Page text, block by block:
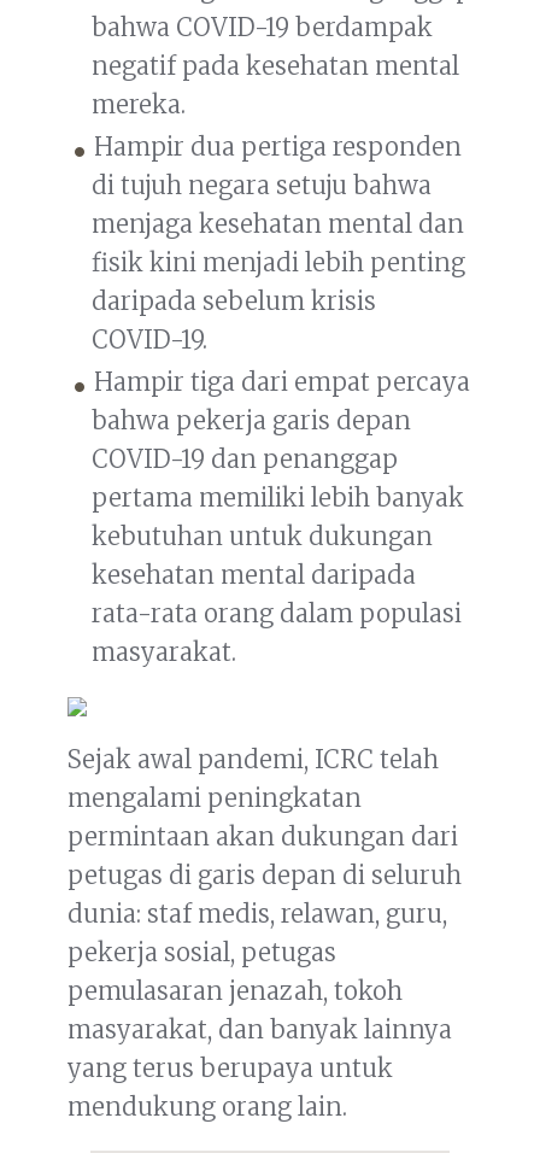
bahwa COVID-19 berdampak
negatif pada kesehatan mental
mereka.
Hampir dua pertiga responden
di tujuh negara setuju bahwa
menjaga kesehatan mental dan
fisik kini menjadi lebih penting
daripada sebelum krisis
COVID-19.
Hampir tiga dari empat percaya
bahwa pekerja garis depan
COVID-19 dan penanggap
pertama memiliki lebih banyak
kebutuhan untuk dukungan
kesehatan mental daripada
rata-rata orang dalam populasi
masyarakat.
Sejak awal pandemi, ICRC telah
mengalami peningkatan
permintaan akan dukungan dari
petugas di garis depan di seluruh
dunia: staf medis, relawan, guru,
pekerja sosial, petugas
pemulasaran jenazah, tokoh
masyarakat, dan banyak lainnya
yang terus berupaya untuk
mendukung orang lain.